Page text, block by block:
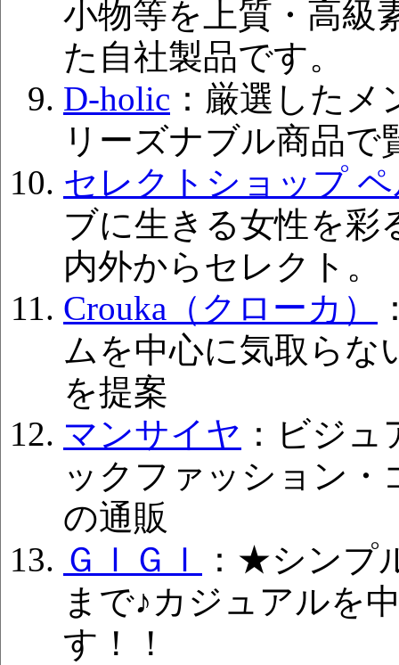
小物等を上質・高級
た自社製品です。
D-holic ：厳選した
リーズナブル商品
セレクトショップ
ブに生きる女性を彩
内外からセレクト。
Crouka（クローカ）
ムを中心に気取らな
を提案
マンサイヤ ：ビジ
ックファッション
の通販
ＧＩＧＩ
：★シンプ
まで♪カジュアルを
す！！